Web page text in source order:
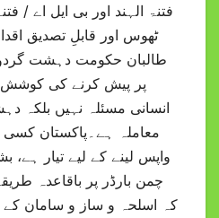
فتنۃ الہند اور بی ایل اے /
ٹھوس اور قابلِ تصدیق
طالبان حکومت دہشت
پر پیش کرنے کی کوشش
انسانی مسئلہ نہیں بلکہ
معاملہ ہے۔پاکستان
واپس لینے کے لیے تیار ہے،
چمن بارڈر پر باقاعدہ
کہ اسلحہ و ساز و سامان کے